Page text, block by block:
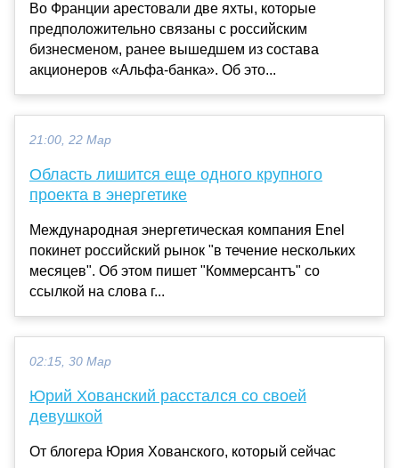
Во Франции арестовали две яхты, которые
предположительно связаны с российским
бизнесменом, ранее вышедшем из состава
акционеров «Альфа-банка». Об это...
21:00, 22 Мар
Область лишится еще одного крупного
проекта в энергетике
Международная энергетическая компания Enel
покинет российский рынок "в течение нескольких
месяцев". Об этом пишет "Коммерсантъ" со
ссылкой на слова г...
02:15, 30 Мар
Юрий Хованский расстался со своей
девушкой
От блогера Юрия Хованского, который сейчас